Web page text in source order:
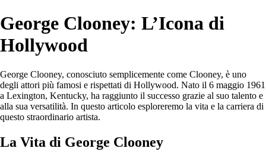
George Clooney: L’Icona di
Hollywood
George Clooney, conosciuto semplicemente come Clooney, è uno
degli attori più famosi e rispettati di Hollywood. Nato il 6 maggio 1961
a Lexington, Kentucky, ha raggiunto il successo grazie al suo talento e
alla sua versatilità. In questo articolo esploreremo la vita e la carriera di
questo straordinario artista.
La Vita di George Clooney